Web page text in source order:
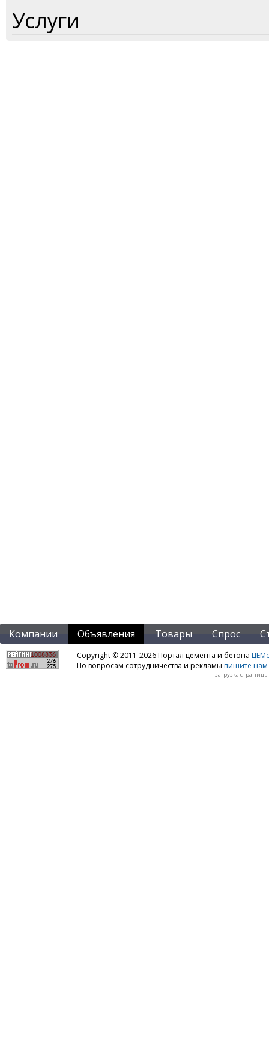
Услуги
Компании Объявления Товары Спрос
Copyright © 2011-2026 Портал цемента и бетона
По вопросам сотрудничества и рекламы пишите нам
загрузка